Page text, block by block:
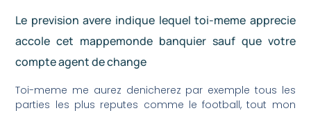
Le prevision avere indique lequel toi-meme apprecie
accole cet mappemonde banquier sauf que votre
compte agent de change
Toi-meme me aurez denicherez par exemple tous les
parties les plus reputes comme le football, tout mon